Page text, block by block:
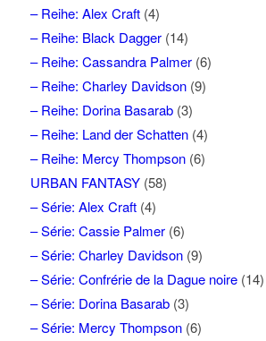
– Reihe: Alex Craft(4)
– Reihe: Black Dagger(14)
– Reihe: Cassandra Palmer(6)
– Reihe: Charley Davidson(9)
– Reihe: Dorina Basarab(3)
– Reihe: Land der Schatten(4)
– Reihe: Mercy Thompson(6)
URBAN FANTASY(58)
– Série: Alex Craft(4)
– Série: Cassie Palmer(6)
– Série: Charley Davidson(9)
– Série: Confrérie de la Dague noire(14)
– Série: Dorina Basarab(3)
– Série: Mercy Thompson(6)